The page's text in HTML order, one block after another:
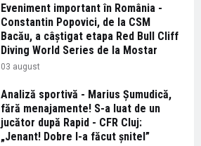
Eveniment important în România -
Constantin Popovici, de la CSM
Bacău, a câștigat etapa Red Bull Cliff
Diving World Series de la Mostar
03 august
Analiză sportivă - Marius Șumudică,
fără menajamente! S-a luat de un
jucător după Rapid - CFR Cluj:
„Jenant! Dobre l-a făcut șnitel”